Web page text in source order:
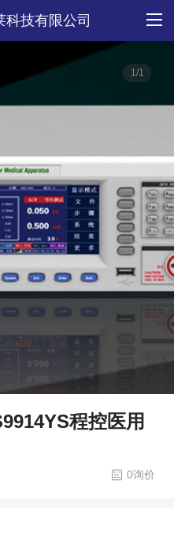
技有限公司
1/1
程控医用
0询价